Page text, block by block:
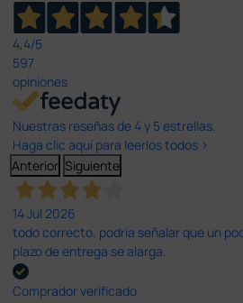
4,4/5
597
opiniones
Nuestras reseñas de 4 y 5 estrellas.
Haga clic aquí para leerlos todos >
Anterior Siguiente
14 Jul 2026
todo correcto. podria señalar que un
plazo de entrega se alarga.
Comprador verificado